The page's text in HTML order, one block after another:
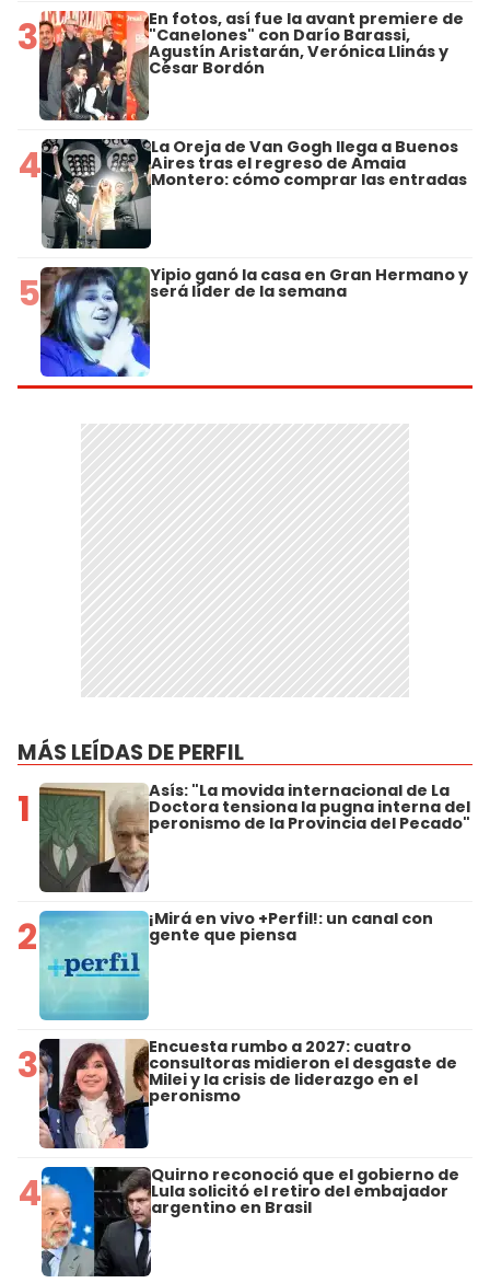
3 En fotos, así fue la avant premiere de
"Canelones" con Darío Barassi,
Agustín Aristarán, Verónica Llinás y
César Bordón
4 La Oreja de Van Gogh llega a Buenos
Aires tras el regreso de Amaia
Montero: cómo comprar las entradas
5 Yipio ganó la casa en Gran Hermano y
será líder de la semana
MÁS LEÍDAS DE PERFIL
1 Asís: "La movida internacional de La
Doctora tensiona la pugna interna del
peronismo de la Provincia del Pecado"
2 ¡Mirá en vivo +Perfil!: un canal con
gente que piensa
3 Encuesta rumbo a 2027: cuatro
consultoras midieron el desgaste de
Milei y la crisis de liderazgo en el
peronismo
4 Quirno reconoció que el gobierno de
Lula solicitó el retiro del embajador
argentino en Brasil